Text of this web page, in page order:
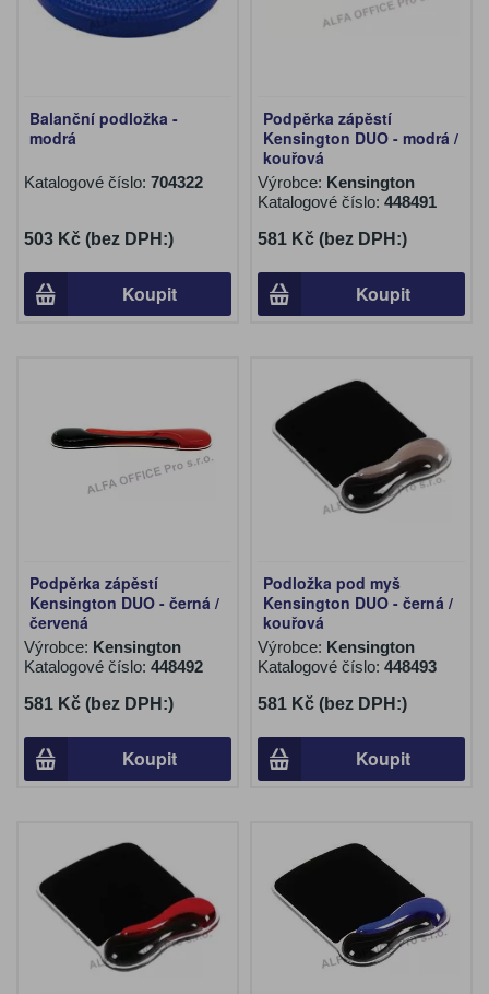
Balanční podložka -
modrá
Katalogové číslo: 704322
503 Kč (bez DPH:)
Koupit
Podpěrka zápěstí
Kensington DUO - modrá /
kouřová
Výrobce: Kensington
Katalogové číslo: 448491
581 Kč (bez DPH:)
Koupit
Podpěrka zápěstí
Kensington DUO - černá /
červená
Výrobce: Kensington
Katalogové číslo: 448492
581 Kč (bez DPH:)
Koupit
Podložka pod myš
Kensington DUO - černá /
kouřová
Výrobce: Kensington
Katalogové číslo: 448493
581 Kč (bez DPH:)
Koupit